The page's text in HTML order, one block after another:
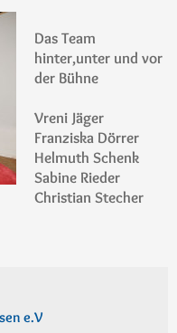
Das Team
hinter,unter und vor
der Bühne
Vreni Jäger
Franziska Dörrer
Helmuth Schenk
Sabine Rieder
Christian Stecher
e.V